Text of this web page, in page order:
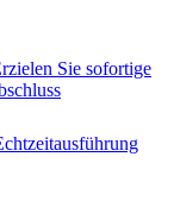
Sie sofortige